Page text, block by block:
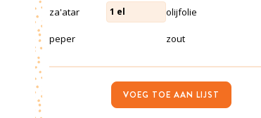
za'atar 1 el olijfolie
peper zout
VOEG TOE AAN LIJST